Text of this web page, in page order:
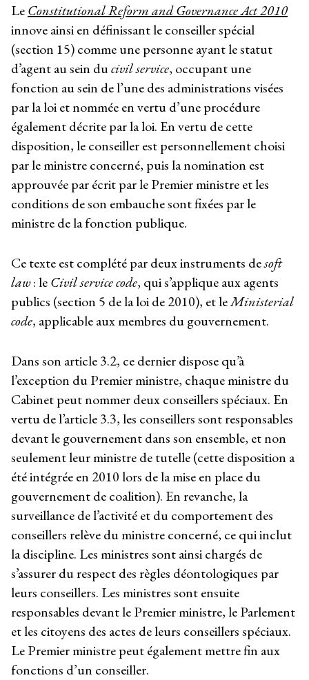
LeConstitutional Reform and Governance Act 2010
innove ainsi en définissant le conseiller spécial
(section 15) comme une personne ayant le statut
d’agent au sein ducivil service, occupant une
fonction au sein de l’une des administrations visées
par la loi et nommée en vertu d’une procédure
également décrite par la loi. En vertu de cette
disposition, le conseiller est personnellement choisi
par le ministre concerné, puis la nomination est
approuvée par écrit par le Premier ministre et les
conditions de son embauche sont fixées par le
ministre de la fonction publique.
Ce texte est complété par deux instruments desoft
law: leCivil service code, qui s’applique aux agents
publics (section 5 de la loi de 2010), et leMinisterial
code, applicable aux membres du gouvernement.
Dans son article 3.2, ce dernier dispose qu’à
l’exception du Premier ministre, chaque ministre du
Cabinet peut nommer deux conseillers spéciaux. En
vertu de l’article 3.3, les conseillers sont responsables
devant le gouvernement dans son ensemble, et non
seulement leur ministre de tutelle (cette disposition a
été intégrée en 2010 lors de la mise en place du
gouvernement de coalition). En revanche, la
surveillance de l’activité et du comportement des
conseillers relève du ministre concerné, ce qui inclut
la discipline. Les ministres sont ainsi chargés de
s’assurer du respect des règles déontologiques par
leurs conseillers. Les ministres sont ensuite
responsables devant le Premier ministre, le Parlement
et les citoyens des actes de leurs conseillers spéciaux.
Le Premier ministre peut également mettre fin aux
fonctions d’un conseiller.